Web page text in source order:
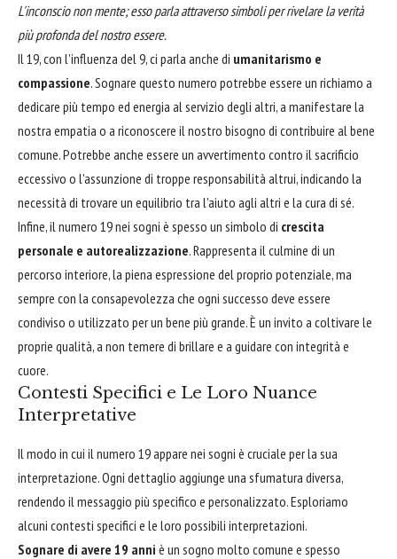
L'inconscio non mente; esso parla attraverso simboli per rivelare la verità
più profonda del nostro essere.
Il 19, con l'influenza del 9, ci parla anche di umanitarismo e
compassione. Sognare questo numero potrebbe essere un richiamo a
dedicare più tempo ed energia al servizio degli altri, a manifestare la
nostra empatia o a riconoscere il nostro bisogno di contribuire al bene
comune. Potrebbe anche essere un avvertimento contro il sacrificio
eccessivo o l'assunzione di troppe responsabilità altrui, indicando la
necessità di trovare un equilibrio tra l'aiuto agli altri e la cura di sé.
Infine, il numero 19 nei sogni è spesso un simbolo di crescita
personale e autorealizzazione. Rappresenta il culmine di un
percorso interiore, la piena espressione del proprio potenziale, ma
sempre con la consapevolezza che ogni successo deve essere
condiviso o utilizzato per un bene più grande. È un invito a coltivare le
proprie qualità, a non temere di brillare e a guidare con integrità e
cuore.
Contesti Specifici e Le Loro Nuance
Interpretative
Il modo in cui il numero 19 appare nei sogni è cruciale per la sua
interpretazione. Ogni dettaglio aggiunge una sfumatura diversa,
rendendo il messaggio più specifico e personalizzato. Esploriamo
alcuni contesti specifici e le loro possibili interpretazioni.
Sognare di avere 19 anni è un sogno molto comune e spesso